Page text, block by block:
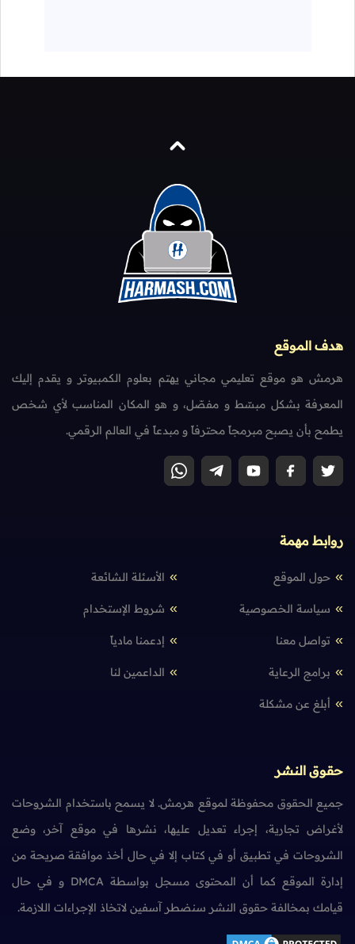
هدف الموقع
هرمش هو موقع تعليمي مجاني يهتم بعلوم الكمبيوتر و يقدم إليك
المعرفة بشكل مبسّط و مفصّل، و هو المكان المناسب لأي شخص
يطمح بأن يصبح مبرمجاً محترفاً و مبدعاً في العالم الرقمي.
روابط مهمة
حول الموقع الأسئلة الشائعة
سياسة الخصوصية شروط الإستخدام
تواصل معنا إدعمنا مادياً
برامج الرعاية الداعمين لنا
أبلغ عن مشكلة
حقوق النشر
جميع الحقوق محفوظة لموقع هرمش. لا يسمح باستخدام الشروحات
لأغراض تجارية، إجراء تعديل عليها، نشرها في موقع آخر، وضع
الشروحات في تطبيق أو في كتاب إلا في حال أخذ موافقة صريحة من
إدارة الموقع كما أن المحتوى مسجل بواسطة DMCA و في حال
قيامك بمخالفة حقوق النشر سنضطر آسفين لاتخاذ الإجراءات اللازمة.